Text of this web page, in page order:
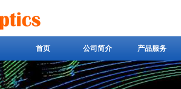
首页
首页
公司简介
公司简介
产品服务
产品服务